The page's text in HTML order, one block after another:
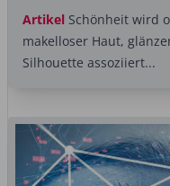
Artikel Schönheit wird
makelloser Haut,
Silhouette assoziiert...